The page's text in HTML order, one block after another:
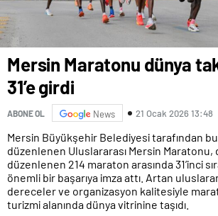
Mersin Maratonu dünya
31’e girdi
ABONE OL News 21 Ocak 2026 13:48
Mersin Büyükşehir Belediyesi tarafından bu
düzenlenen Uluslararası Mersin
düzenlenen 214 maraton arasında 31’inci
önemli bir başarıya imza attı. Artan
dereceler ve organizasyon kalitesiyle
turizmi alanında dünya vitrinine taşıdı.